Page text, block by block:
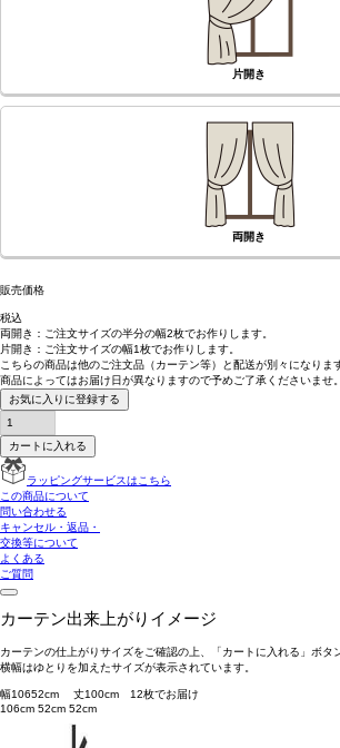
片開き
両開き
販売価格
税込
両開き： ご注文サイズの半分の幅2枚でお作りします。
片開き： ご注文サイズの幅1枚でお作りします。
こちらの商品は他のご注文品（カーテン等）と配送が別々 になりま
商品によってはお届け日が異なりますので予めご了承くださいませ。
お気に入りに登録する
カートに入れる
ラッピングサービスはこちら
この商品について
問い合わせる
キャンセル・返品・
交換等について
よくある
ご質問
カーテン出来上がりイメージ
カーテンの仕上がりサイズをご確認の上、「カートに入れる」ボタ
横幅はゆとりを加えたサイズが表示されています。
幅10652cm 丈100cm 12枚でお届け
106cm 52cm 52cm